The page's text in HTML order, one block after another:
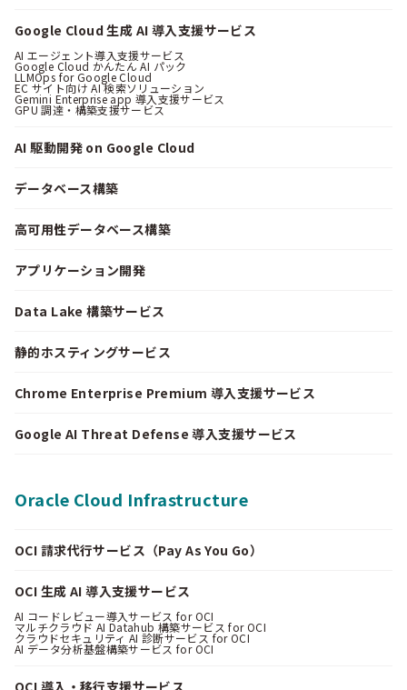
Google Cloud 生成 AI 導入支援サービス
AI エージェント導入支援サービス
Google Cloud かんたん AI パック
LLMOps for Google Cloud
EC サイト向け AI 検索ソリューション
Gemini Enterprise app 導入支援サービス
GPU 調達・構築支援サービス
AI 駆動開発 on Google Cloud
データベース構築
高可用性データベース構築
アプリケーション開発
Data Lake 構築サービス
静的ホスティングサービス
Chrome Enterprise Premium 導入支援サービス
Google AI Threat Defense 導入支援サービス
Oracle Cloud Infrastructure
OCI 請求代行サービス（Pay As You Go）
OCI 生成 AI 導入支援サービス
AI コードレビュー導入サービス for OCI
マルチクラウド AI Datahub 構築サービス for OCI
クラウドセキュリティ AI 診断サービス for OCI
AI データ分析基盤構築サービス for OCI